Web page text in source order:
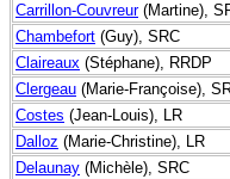
Carrillon-Couvreur(Martine),
Chambefort (Guy), SRC
Claireaux (Stéphane), RRDP
Clergeau (Marie-Françoise),
Costes (Jean-Louis), LR
Dalloz (Marie-Christine), LR
Delaunay (Michèle), SRC